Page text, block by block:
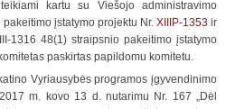
kartu su Viešojo administravimo
įstatymo projektu Nr. XIIIP-1353 ir
1316 48(1) straipsnio pakeitimo įstatymo
paskirtas papildomu komitetu.
Vyriausybės programos įgyvendinimo
m. kovo 13 d. nutarimu Nr. 167 „Dėl